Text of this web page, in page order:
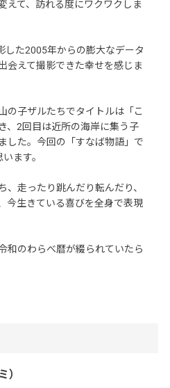
えて、訪れる度にワクワクしま
した2005年からの膨大なデータ
会えて撮影できた幸せを感じま
の子ザルたちでタイトルは「こ
、2回目は近所の海岸に集う子
した。今回の「すなば物語」で
ます。
、走ったり跳んだり転んだり、
今生きている喜びを全身で表現
和のわらべ暦が綴られていたら
）